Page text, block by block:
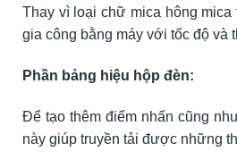
Thay vì loại chữ mica hông
gia công bằng máy với tốc độ và
Phần bảng hiệu hộp đèn:
Để tạo thêm điểm nhấn cũng
này giúp truyền tải được những